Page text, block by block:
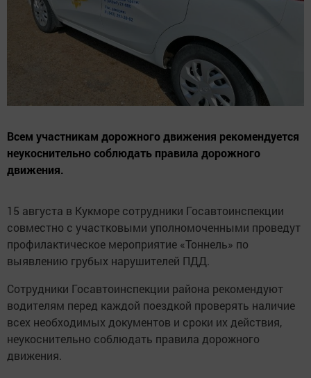
Всем участникам дорожного движения рекомендуется
неукоснительно соблюдать правила дорожного
движения.
15 августа в Кукморе сотрудники Госавтоинспекции
совместно с участковыми уполномоченными проведут
профилактическое мероприятие «Тоннель» по
выявлению грубых нарушителей ПДД.
Сотрудники Госавтоинспекции района рекомендуют
водителям перед каждой поездкой проверять наличие
всех необходимых документов и сроки их действия,
неукоснительно соблюдать правила дорожного
движения.